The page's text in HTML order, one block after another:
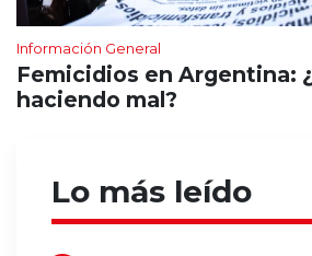
Información General
Femicidios en Argentina:
haciendo mal?
Lo más leído